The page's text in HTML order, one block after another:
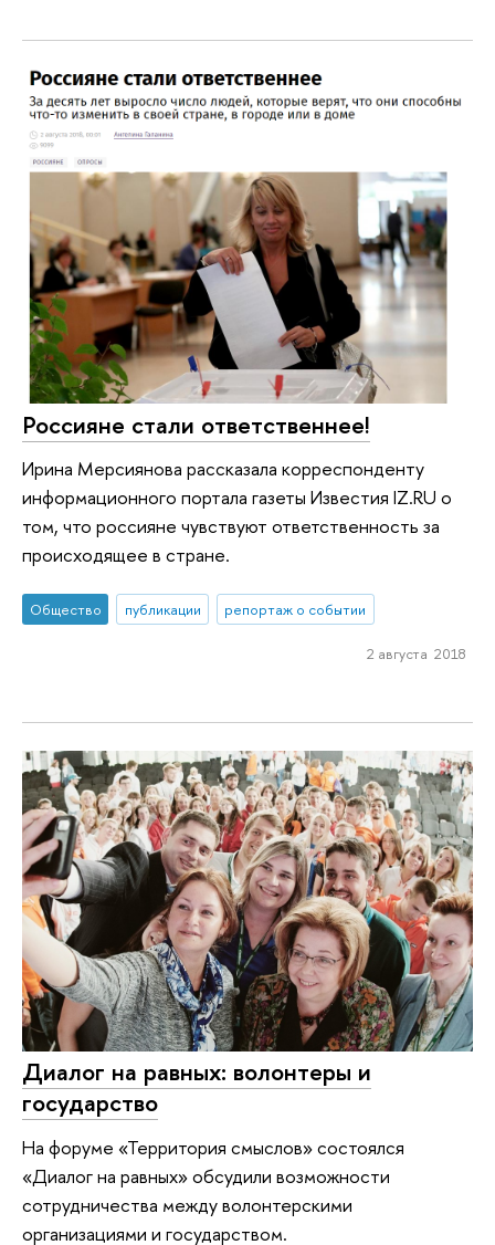
Россияне стали ответственнее!
Ирина Мерсиянова рассказала корреспонденту
информационного портала газеты Известия IZ.RU о
том, что россияне чувствуют ответственность за
происходящее в стране.
Общество публикации репортаж о событии
2 августа 2018
Диалог на равных: волонтеры и
государство
На форуме «Территория смыслов» состоялся
«Диалог на равных» обсудили возможности
сотрудничества между волонтерскими
организациями и государством.